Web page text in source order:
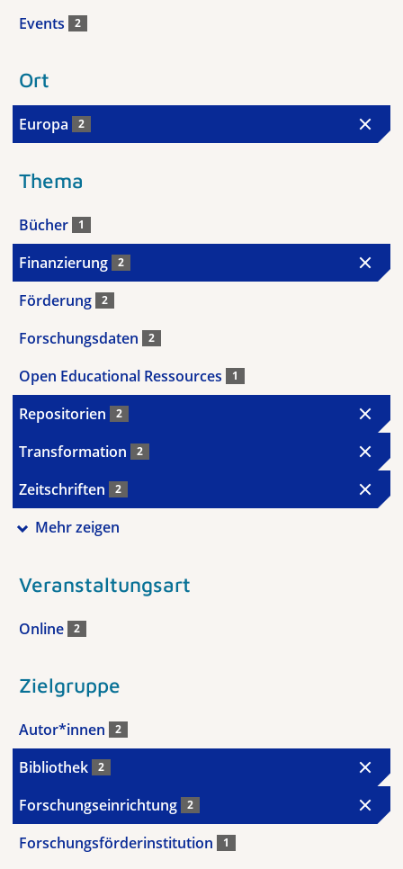
Events 2
Ort
Europa 2
Thema
Bücher 1
Finanzierung 2
Förderung 2
Forschungsdaten 2
Open Educational Ressources 1
Repositorien 2
Transformation 2
Zeitschriften 2
Mehr zeigen
Veranstaltungsart
Online 2
Zielgruppe
Autor*innen 2
Bibliothek 2
Forschungseinrichtung 2
Forschungsförderinstitution 1